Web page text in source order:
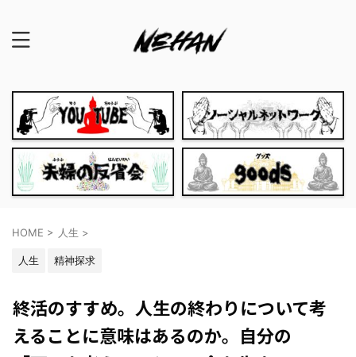
HOME > 人生 >
人生 精神探求
終活のすすめ。人生の終わりについて考
えることに意味はあるのか。自分の